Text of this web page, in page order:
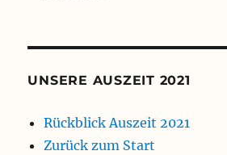
UNSERE AUSZEIT 2021
Rückblick Auszeit 2021
Zurück zum Start